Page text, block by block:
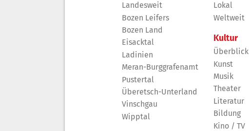
Landesweit
Bozen Leifers
Bozen Land
Eisacktal
Ladinien
Meran-Burggrafenamt
Pustertal
Überetsch-Unterland
Vinschgau
Wipptal
Lokal
Weltweit
Kultur
Überblick
Kunst
Musik
Theater
Literatur
Bildung
Kino / TV